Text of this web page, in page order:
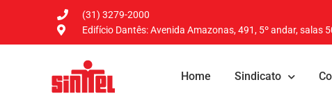
(31) 3279-2000
Edifício Dantês: Avenida Amazonas, 491, 5º andar, salas
Home Sindicato